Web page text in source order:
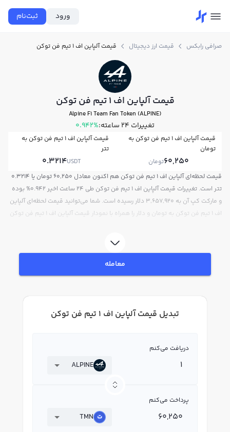
ورود ثبت‌نام
صرافی رابکس قیمت ارز دیجیتال قیمت آلپاین اف 1 تیم فن توکن
قیمت آلپاین اف 1 تیم فن توکن
Alpine F1 Team Fan Token (ALPINE)
تغییرات ۲۴ ساعته: 0.942%
قیمت آلپاین اف 1 تیم فن توکن به
تومان
60,250تومان
قیمت آلپاین اف 1 تیم فن توکن به
تتر
0.3214USDT
قیمت لحظه‌ای آلپاین اف 1 تیم فن توکن هم اکنون معادل 60,250 تومان یا 0.3214
تتر است. تغییرات قیمت آلپاین اف 1 تیم فن توکن طی 24 ساعت اخیر 0.942% بوده
و مارکت کپ آن به 3,657,920 دلار رسیده است. شما می‌توانید قیمت لحظه‌ای آلپاین
اف 1 تیم فن توکن به تومان و دلار را همراه با نمودار قیمت آلپاین اف 1 تیم فن توکن
معامله
تبدیل قیمت آلپاین اف 1 تیم فن توکن
دریافت می‌کنم
ALPINE
پرداخت می‌کنم
TMN